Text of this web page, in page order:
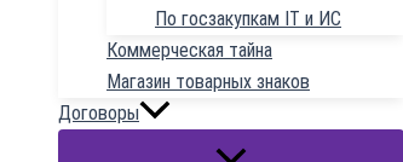
По госзакупкам IT и ИС
Коммерческая тайна
Магазин товарных знаков
Договоры